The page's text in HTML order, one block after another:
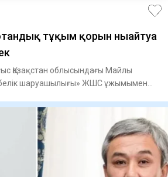
тұқым қорын нығайтуға
Қазақстан облысындағы Майлы
шаруашылығы» ЖШС ұжымымен